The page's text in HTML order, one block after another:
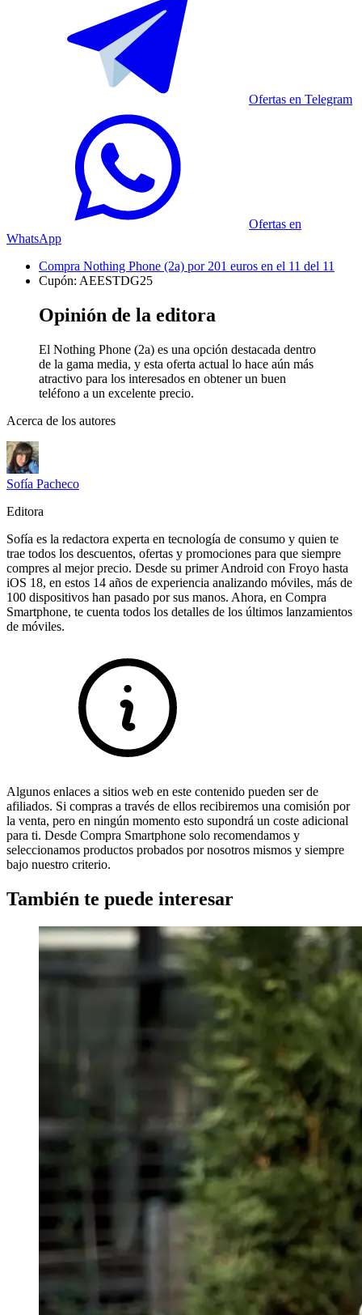
Ofertas en Telegram
Ofertas en
WhatsApp
Compra Nothing Phone (2a) por 201 euros en el 11 del 11
Cupón: AEESTDG25
Opinión de la editora
El Nothing Phone (2a) es una opción destacada dentro
de la gama media, y esta oferta actual lo hace aún más
atractivo para los interesados en obtener un buen
teléfono a un excelente precio.
Acerca de los autores
Sofía Pacheco
Editora
Sofía es la redactora experta en tecnología de consumo y quien te
trae todos los descuentos, ofertas y promociones para que siempre
compres al mejor precio. Desde su primer Android con Froyo hasta
iOS 18, en estos 14 años de experiencia analizando móviles, más de
100 dispositivos han pasado por sus manos. Ahora, en Compra
Smartphone, te cuenta todos los detalles de los últimos lanzamientos
de móviles.
Algunos enlaces a sitios web en este contenido pueden ser de
afiliados. Si compras a través de ellos recibiremos una comisión por
la venta, pero en ningún momento esto supondrá un coste adicional
para ti. Desde Compra Smartphone solo recomendamos y
seleccionamos productos probados por nosotros mismos y siempre
bajo nuestro criterio.
También te puede interesar